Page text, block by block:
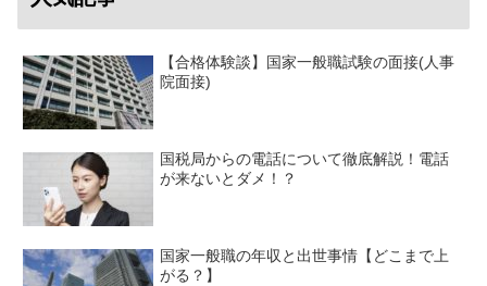
【合格体験談】国家一般職試験の面接(人事
院面接)
国税局からの電話について徹底解説！電話
が来ないとダメ！？
国家一般職の年収と出世事情【どこまで上
がる？】